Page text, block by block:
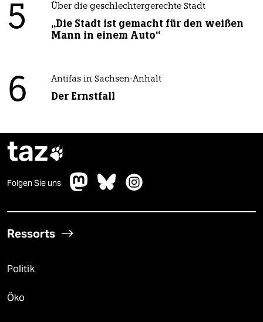
5 Über die geschlechtergerechte Stadt
„Die Stadt ist gemacht für den weißen
Mann in einem Auto“
6 Antifas in Sachsen-Anhalt
Der Ernstfall
taz
Folgen Sie uns
Ressorts
Politik
Öko